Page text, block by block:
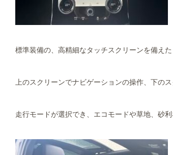
標準装備の、高精細なタッチスクリーンを備え
上のスクリーンでナビゲーションの操作、下の
走行モードが選択でき、エコモードや草地、砂